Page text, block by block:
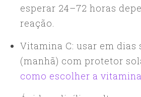
esperar 24–72 horas
reação.
Vitamina C: usar em dias
(manhã) com protetor
como escolher a